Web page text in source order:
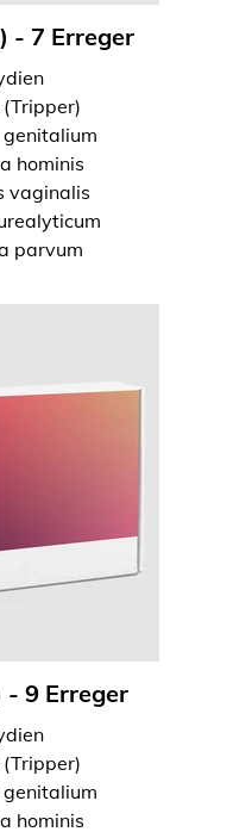
- 7 Erreger
hominis
vaginalis
parvum
- 9 Erreger
hominis